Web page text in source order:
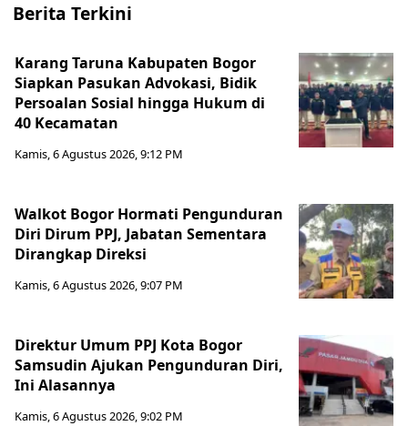
Berita Terkini
Karang Taruna Kabupaten Bogor
Siapkan Pasukan Advokasi, Bidik
Persoalan Sosial hingga Hukum di
40 Kecamatan
Kamis, 6 Agustus 2026, 9:12 PM
Walkot Bogor Hormati Pengunduran
Diri Dirum PPJ, Jabatan Sementara
Dirangkap Direksi
Kamis, 6 Agustus 2026, 9:07 PM
Direktur Umum PPJ Kota Bogor
Samsudin Ajukan Pengunduran Diri,
Ini Alasannya
Kamis, 6 Agustus 2026, 9:02 PM